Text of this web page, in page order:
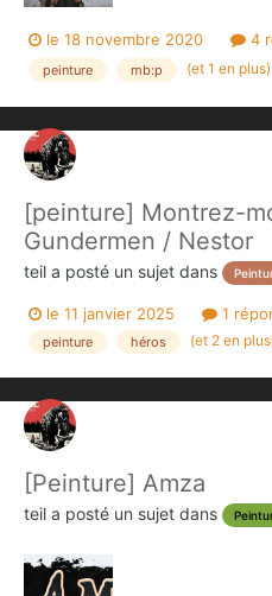
le 18 novembre 2020 4
peinture mb:p (et 1 en plus)
[peinture] Montrez-
Gundermen / Nestor
teil a posté un sujet dans
le 11 janvier 2025 1
peinture héros (et 2 en
[Peinture] Amza
teil a posté un sujet dans